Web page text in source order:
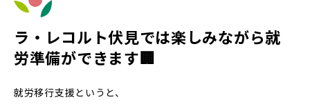
ラ・レコルト伏見では楽しみながら就
労準備ができます🏢
就労移行支援というと、